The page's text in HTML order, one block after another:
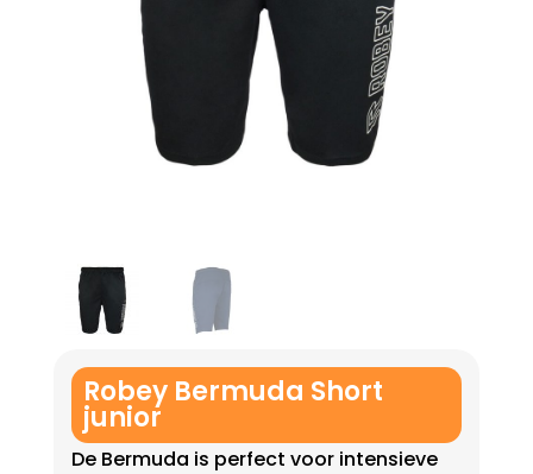
Robey Bermuda Short
junior
De Bermuda is perfect voor intensieve